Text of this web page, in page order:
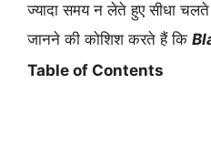
ज्यादा समय न लेते हुए सीधा
जानने की कोशिश करते हैं कि
Table of Contents